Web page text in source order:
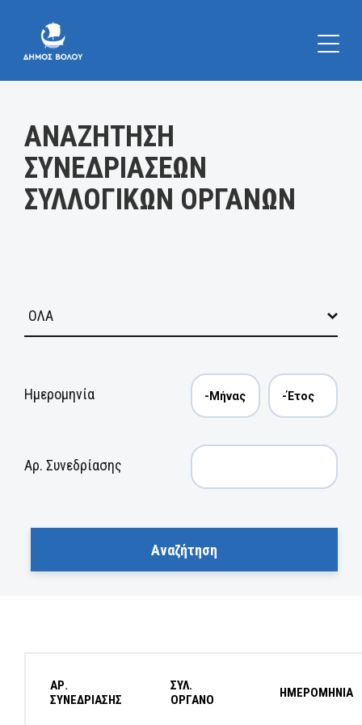
ΑΝΑΖΗΤΗΣΗ
ΣΥΝΕΔΡΙΑΣΕΩΝ
ΣΥΛΛΟΓΙΚΩΝ ΟΡΓΑΝΩΝ
Ημερομηνία
Αρ. Συνεδρίασης
ΑΡ.
ΣΥΝΕΔΡΙΑΣΗΣ
ΣΥΛ.
ΟΡΓΑΝΟ
ΗΜΕΡΟΜΗΝΙΑ